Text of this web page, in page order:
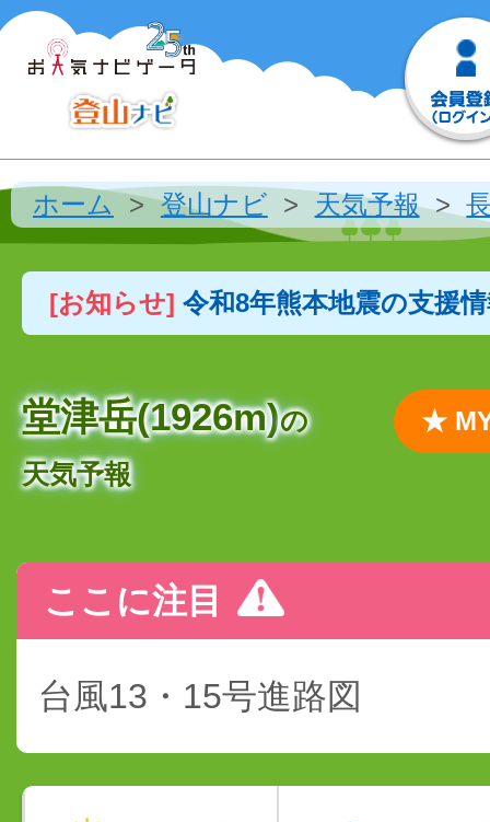
ホーム 登山ナビ 天気予報
[お知らせ] 令和8年熊本地震の支援
堂津岳(1926m)の
天気予報
★
ここに注目
台風13・15号進路図